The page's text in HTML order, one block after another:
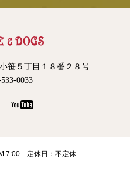
笹５丁目１８番２８号
0033
7:00 定休日：不定休